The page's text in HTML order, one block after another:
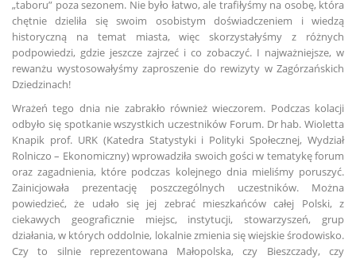
„taboru” poza sezonem. Nie było łatwo, ale trafiłyśmy na osobę, która
chętnie dzieliła się swoim osobistym doświadczeniem i wiedzą
historyczną na temat miasta, więc skorzystałyśmy z różnych
podpowiedzi, gdzie jeszcze zajrzeć i co zobaczyć. I najważniejsze, w
rewanżu wystosowałyśmy zaproszenie do rewizyty w Zagórzańskich
Dziedzinach!
Wrażeń tego dnia nie zabrakło również wieczorem. Podczas kolacji
odbyło się spotkanie wszystkich uczestników Forum. Dr hab. Wioletta
Knapik prof. URK (Katedra Statystyki i Polityki Społecznej, Wydział
Rolniczo – Ekonomiczny) wprowadziła swoich gości w tematykę forum
oraz zagadnienia, które podczas kolejnego dnia mieliśmy poruszyć.
Zainicjowała prezentację poszczególnych uczestników. Można
powiedzieć, że udało się jej zebrać mieszkańców całej Polski, z
ciekawych geograficznie miejsc, instytucji, stowarzyszeń, grup
działania, w których oddolnie, lokalnie zmienia się wiejskie środowisko.
Czy to silnie reprezentowana Małopolska, czy Bieszczady, czy